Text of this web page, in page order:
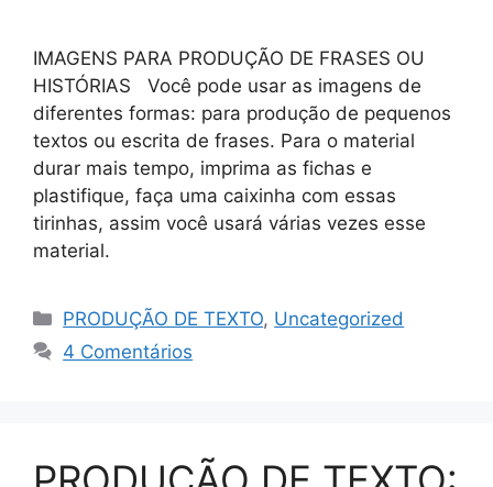
IMAGENS PARA PRODUÇÃO DE FRASES OU
HISTÓRIAS Você pode usar as imagens de
diferentes formas: para produção de pequenos
textos ou escrita de frases. Para o material
durar mais tempo, imprima as fichas e
plastifique, faça uma caixinha com essas
tirinhas, assim você usará várias vezes esse
material.
PRODUÇÃO DE TEXTO, Uncategorized
4 Comentários